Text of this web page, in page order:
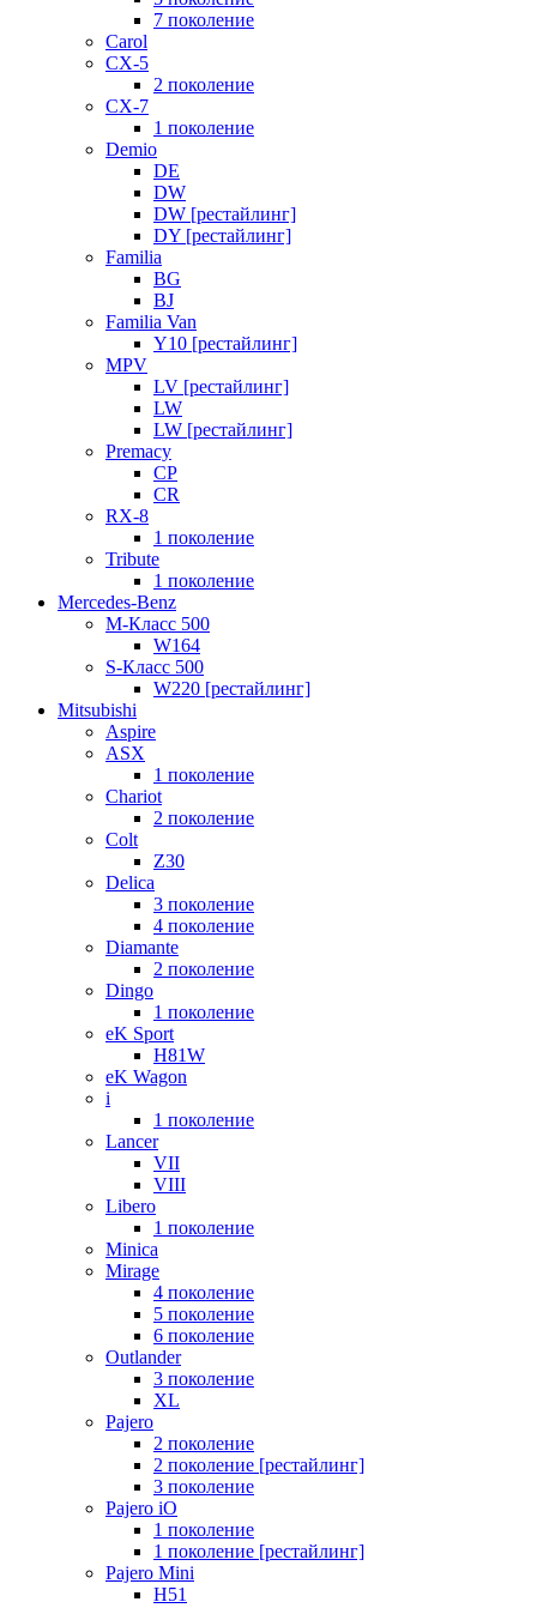
7 поколение
Carol
CX-5
2 поколение
CX-7
1 поколение
Demio
DE
DW
DW [рестайлинг]
DY [рестайлинг]
Familia
BG
BJ
Familia Van
Y10 [рестайлинг]
MPV
LV [рестайлинг]
LW
LW [рестайлинг]
Premacy
CP
CR
RX-8
1 поколение
Tribute
1 поколение
Mercedes-Benz
M-Класс 500
W164
S-Класс 500
W220 [рестайлинг]
Mitsubishi
Aspire
ASX
1 поколение
Chariot
2 поколение
Colt
Z30
Delica
3 поколение
4 поколение
Diamante
2 поколение
Dingo
1 поколение
eK Sport
H81W
eK Wagon
i
1 поколение
Lancer
VII
VIII
Libero
1 поколение
Minica
Mirage
4 поколение
5 поколение
6 поколение
Outlander
3 поколение
XL
Pajero
2 поколение
2 поколение [рестайлинг]
3 поколение
Pajero iO
1 поколение
1 поколение [рестайлинг]
Pajero Mini
H51